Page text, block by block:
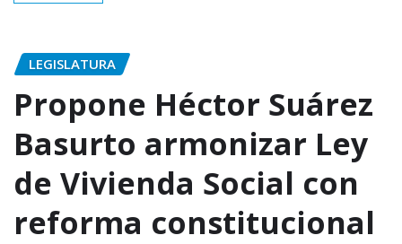
LEGISLATURA
Propone Héctor Suárez
Basurto armonizar Ley
de Vivienda Social con
reforma constitucional